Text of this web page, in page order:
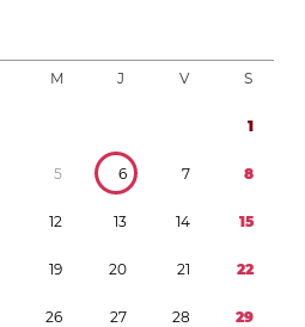
M J V S
1
5 6 7 8
12 13 14 15
19 20 21 22
26 27 28 29